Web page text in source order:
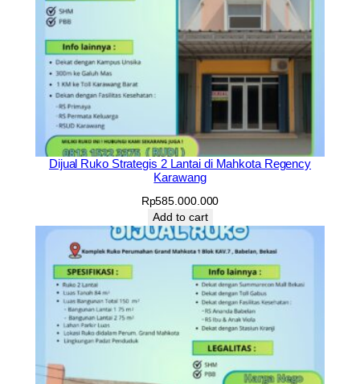
Dijual Ruko Strategis 2 Lantai di Mahkota Regency
Karawang
Rp585.000.000
Add to cart